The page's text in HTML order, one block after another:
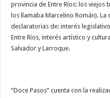
provincia de Entre Ríos: los viejos
los llamaba Marcelino Román).
declaratorias de: interés
Entre Ríos, interés artístico y
Salvador y Larroque.
“Doce Pasos” cuenta con la